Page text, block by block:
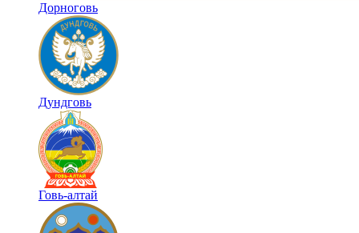
Дорноговь
Дундговь
Говь-алтай